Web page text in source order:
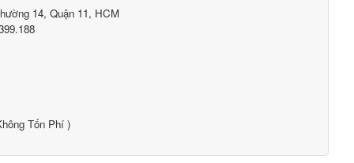
14, Quận 11, HCM
Tốn Phí )